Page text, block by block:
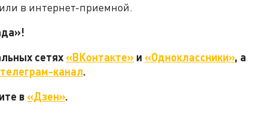
в интернет-приемной.
сетях«ВКонтакте» и «Одноклассники», а
телеграм-канал.
в«Дзен».